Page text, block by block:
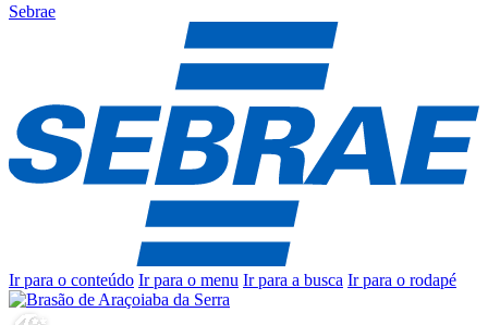
Sebrae
Ir para o conteúdo Ir para o menu Ir para a busca Ir para o rodapé